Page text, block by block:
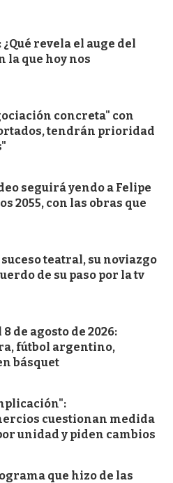
revela el auge del
la que hoy nos
concreta" con
tendrán prioridad
seguirá yendo a Felipe
2055, con las obras que
teatral, su noviazgo
de su paso por la tv
de agosto de 2026:
fútbol argentino,
básquet
cuestionan medida
unidad y piden cambios
que hizo de las